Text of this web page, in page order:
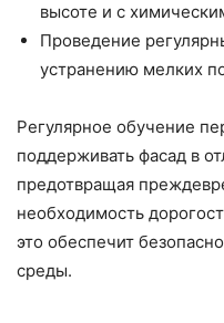
высоте и с
Проведение
устранению мелких
Регулярное обучение
поддерживать фасад в
предотвращая
необходимость
это обеспечит
среды.